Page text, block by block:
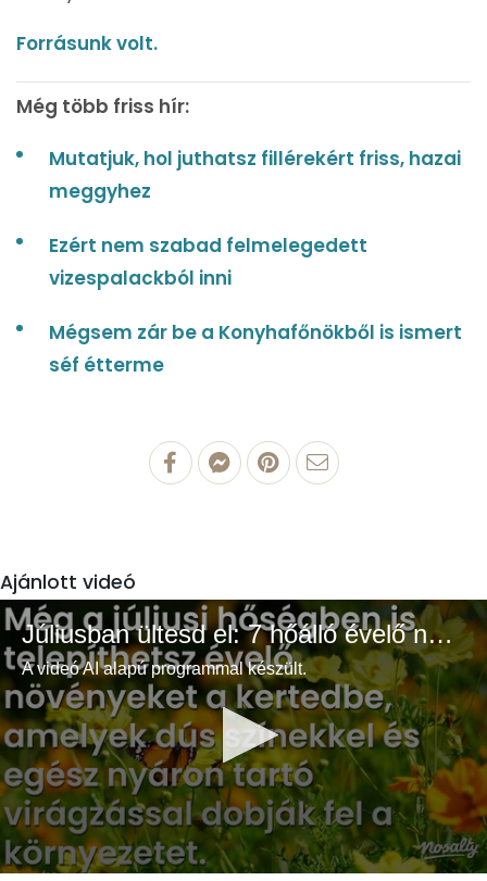
Forrásunk volt.
Még több friss hír:
Mutatjuk, hol juthatsz fillérekért friss, hazai
meggyhez
Ezért nem szabad felmelegedett
vizespalackból inni
Mégsem zár be a Konyhafőnökből is ismert
séf étterme
Ajánlott videó
Júliusban ültesd el: 7 hőálló évelő növény a színes és buja kertért
A videó AI alapú programmal készült.